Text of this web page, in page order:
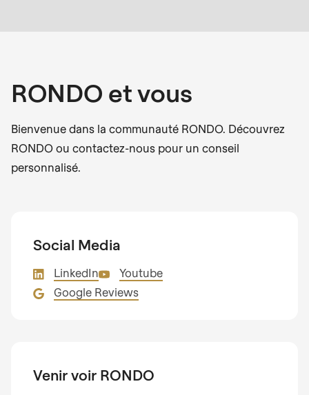
RONDO et vous
Bienvenue dans la communauté RONDO. Découvrez
RONDO ou contactez-nous pour un conseil
personnalisé.
Social Media
LinkedIn
Youtube
Google Reviews
Venir voir RONDO